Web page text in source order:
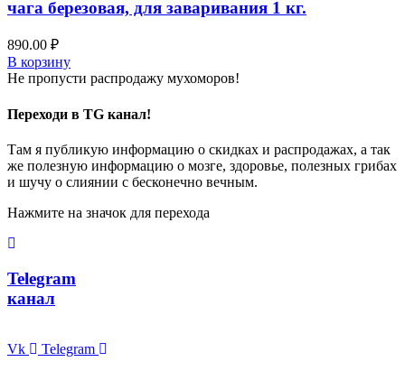
чага березовая, для заваривания 1 кг.
890.00 ₽
В корзину
Не пропусти распродажу мухоморов!
Переходи в TG канал!
Там я публикую информацию о скидках и распродажах, а так
же полезную информацию о мозге, здоровье, полезных грибах
и шучу о слиянии с бесконечно вечным.
Нажмите на значок для перехода
Telegram
канал
Vk
Telegram